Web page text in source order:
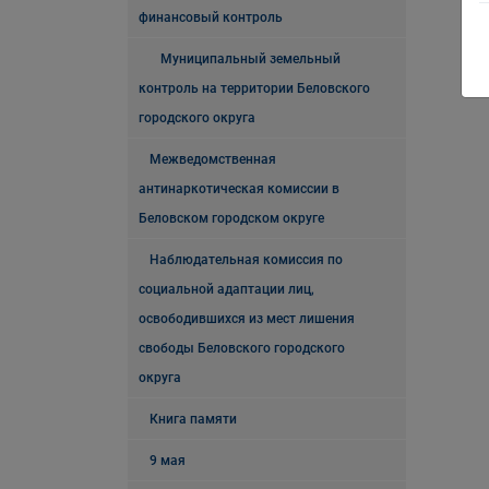
финансовый контроль
Муниципальный земельный
контроль на территории Беловского
городского округа
Межведомственная
антинаркотическая комиссии в
Беловском городском округе
Наблюдательная комиссия по
социальной адаптации лиц,
освободившихся из мест лишения
свободы Беловского городского
округа
Книга памяти
9 мая